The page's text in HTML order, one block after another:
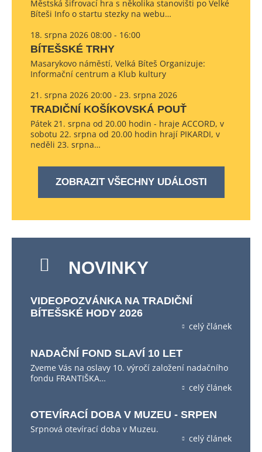
Městská šifrovací hra s několika stanovišti po Velké
Bíteši Info o startu stezky na webu…
18. srpna 2026 08:00 - 16:00
BÍTEŠSKÉ TRHY
Masarykovo náměstí, Velká Bíteš Organizuje:
Informační centrum a Klub kultury
21. srpna 2026 20:00 - 23. srpna 2026
TRADIČNÍ KOŠÍKOVSKÁ POUŤ
Pátek 21. srpna od 20.00 hodin - hraje ACCORD, v
sobotu 22. srpna od 20.00 hodin hrají PIKARDI, v
neděli 23. srpna…
ZOBRAZIT VŠECHNY UDÁLOSTI
NOVINKY
VIDEOPOZVÁNKA NA TRADIČNÍ
BÍTEŠSKÉ HODY 2026
celý článek
NADAČNÍ FOND SLAVÍ 10 LET
Zveme Vás na oslavy 10. výročí založení nadačního
fondu FRANTIŠKA…
celý článek
OTEVÍRACÍ DOBA V MUZEU - SRPEN
Srpnová otevírací doba v Muzeu.
celý článek